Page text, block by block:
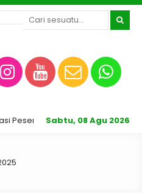
Sabtu, 08 Agu 2026
Didik Baru Madrasah Aliyah